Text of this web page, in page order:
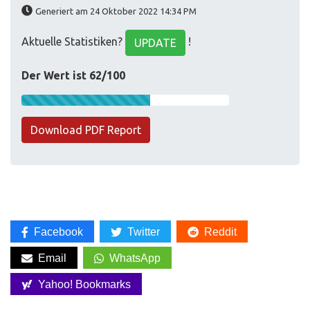
Generiert am 24 Oktober 2022 14:34 PM
Aktuelle Statistiken? UPDATE !
Der Wert ist 62/100
Download PDF Report
Facebook Twitter Reddit
Email WhatsApp
Yahoo! Bookmarks